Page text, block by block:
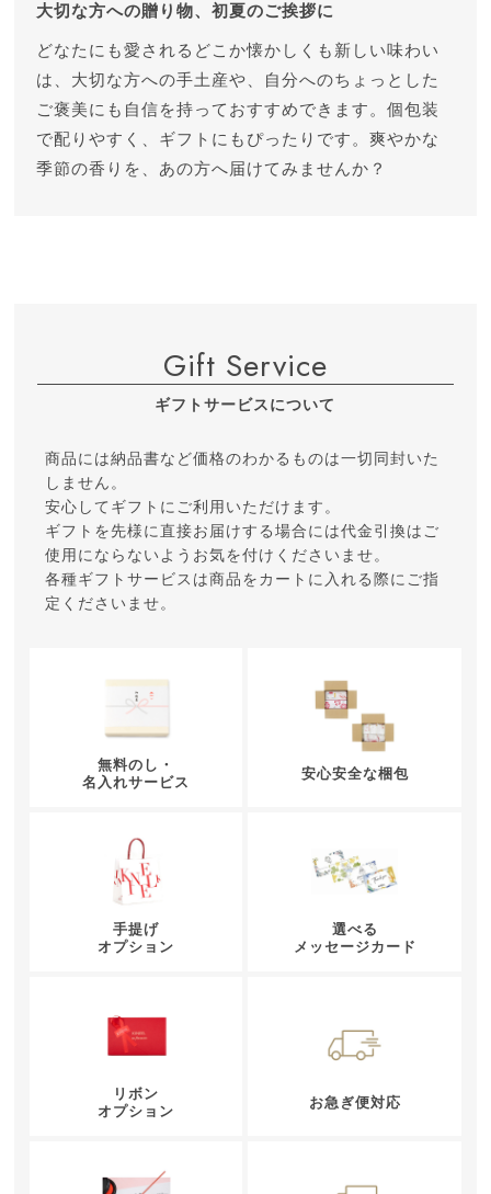
大切な方への贈り物、初夏のご挨拶に
どなたにも愛されるどこか懐かしくも新しい味わい
は、大切な方への手土産や、自分へのちょっとした
ご褒美にも自信を持っておすすめできます。個包装
で配りやすく、ギフトにもぴったりです。爽やかな
季節の香りを、あの方へ届けてみませんか？
Gift Service
ギフトサービスについて
商品には納品書など価格のわかるものは一切同封いた
しません。
安心してギフトにご利用いただけます。
ギフトを先様に直接お届けする場合には代金引換はご
使用にならないようお気を付けくださいませ。
各種ギフトサービスは商品をカートに入れる際にご指
定くださいませ。
無料のし・
名入れサービス
安心安全な梱包
手提げ
オプション
選べる
メッセージカード
リボン
オプション
お急ぎ便対応